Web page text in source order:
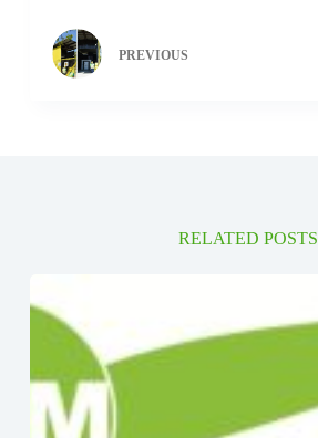
PREVIOUS
RELATED POSTS